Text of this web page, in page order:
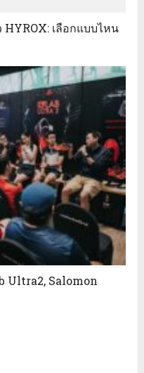
เลือกแบบไหน
Ultra2, Salomon